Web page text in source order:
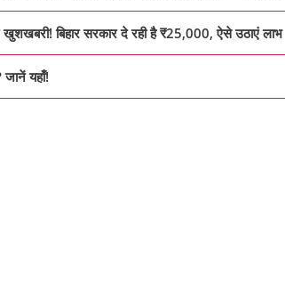
बिहार सरकार दे रही है ₹25,000, ऐसे उठाएं लाभ
यहाँ!